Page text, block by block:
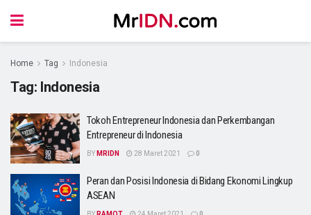
Home Tag Indonesia
Tag: Indonesia
Tokoh Entrepreneur Indonesia dan Perkembangan
Entrepreneur di Indonesia
BY MRIDN 28 Maret 2021 0
Peran dan Posisi Indonesia di Bidang Ekonomi Lingkup
ASEAN